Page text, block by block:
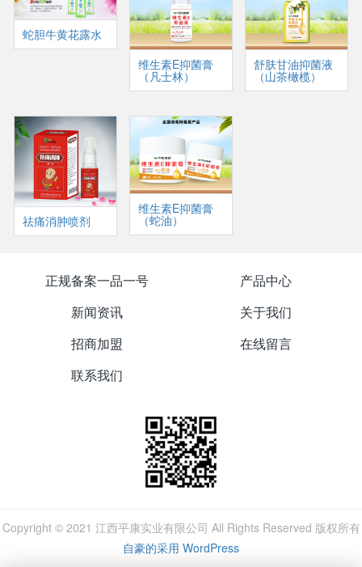
蛇胆牛黄花露水
维生素E抑菌膏
（凡士林）
舒肤甘油抑菌液
（山茶橄榄）
祛痛消肿喷剂
维生素E抑菌膏
（蛇油）
正规备案一品一号
产品中心
新闻资讯
关于我们
招商加盟
在线留言
联系我们
Copyright © 2021 江西平康实业有限公司 All Rights Reserved 版权所有
自豪的采用 WordPress